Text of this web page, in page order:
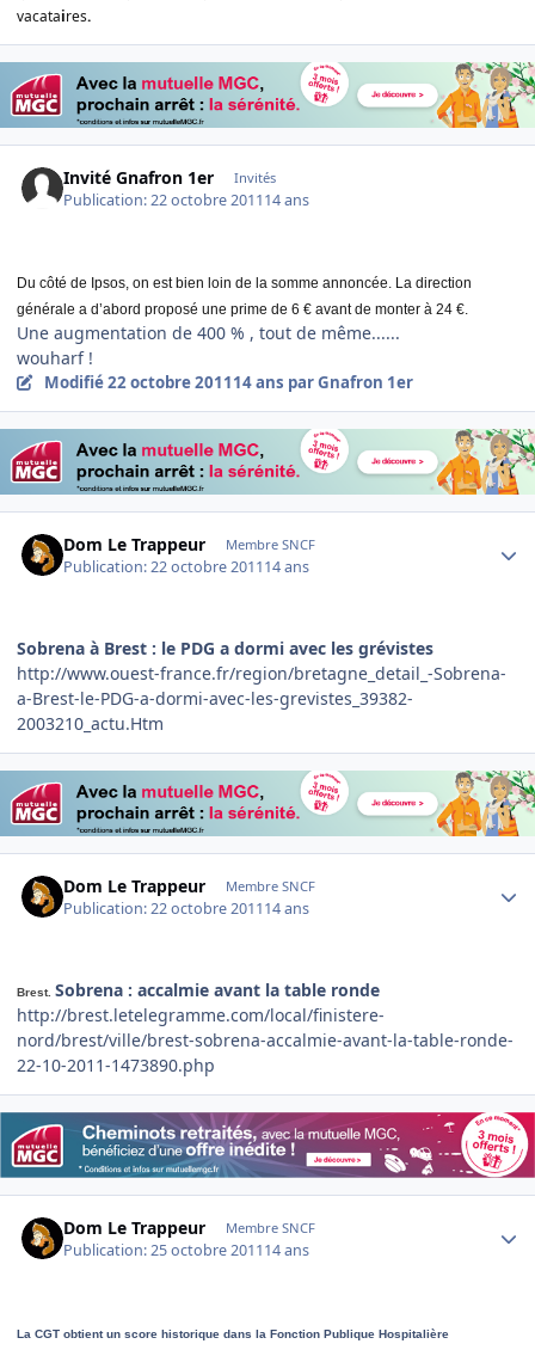
vacataires.
Invité Gnafron 1er Invités
Publication:22 octobre 201114 ans
Du côté de Ipsos, on est bien loin de la somme annoncée. La direction
générale a d’abord proposé une prime de 6 € avant de monter à 24 €.
Une augmentation de 400 % , tout de même......
wouharf !
Modifié22 octobre 201114 ans par Gnafron 1er
Dom Le Trappeur Membre SNCF
Publication:22 octobre 201114 ans
Sobrena à Brest : le PDG a dormi avec les grévistes
http://www.ouest-france.fr/region/bretagne_detail_-Sobrena-
a-Brest-le-PDG-a-dormi-avec-les-grevistes_39382-
2003210_actu.Htm
Dom Le Trappeur Membre SNCF
Publication:22 octobre 201114 ans
Brest. Sobrena : accalmie avant la table ronde
http://brest.letelegramme.com/local/finistere-
nord/brest/ville/brest-sobrena-accalmie-avant-la-table-ronde-
22-10-2011-1473890.php
Dom Le Trappeur Membre SNCF
Publication:25 octobre 201114 ans
La CGT obtient un score historique dans la Fonction Publique Hospitalière